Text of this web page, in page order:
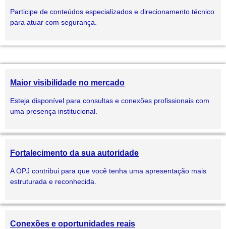
Participe de conteúdos especializados e direcionamento técnico
para atuar com segurança.
Maior visibilidade no mercado
Esteja disponível para consultas e conexões profissionais com
uma presença institucional.
Fortalecimento da sua autoridade
A OPJ contribui para que você tenha uma apresentação mais
estruturada e reconhecida.
Conexões e oportunidades reais